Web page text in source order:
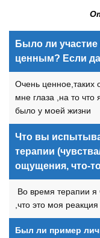
Было ли участие
ценным? Если
Очень ценное,таких
мне глаза ,на то
было у моей жизни
Что вы
терапии
ощущения, что-
Во время терапии я
,что это моя
Был ли пример